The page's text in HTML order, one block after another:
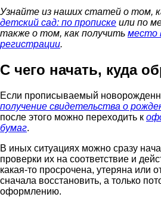
Узнайте из наших статей о том,
детский сад: по прописке или по
также о том, как получить место
регистрации.
С чего начать, куда
Если прописываемый
получение свидетельства о
после этого можно переходить к
бумаг.
В иных ситуациях можно сразу
проверки их на соответствие и
какая-то просрочена, утеряна или
сначала восстановить, а только
оформлению.